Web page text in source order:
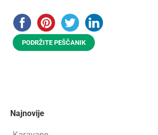
PODRŽITE PEŠČANIK
Najnovije